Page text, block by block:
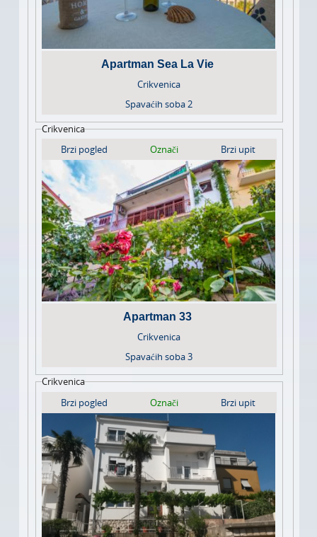
Apartman Sea La Vie
Crikvenica
Spavaćih soba 2
Crikvenica
Brzi pogled
Označi Brzi upit
Apartman 33
Crikvenica
Spavaćih soba3
Crikvenica
Brzi pogled
Označi Brzi upit